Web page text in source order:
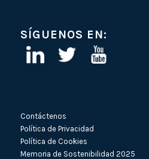
SÍGUENOS EN:
Contáctenos
Política de Privacidad
Política de Cookies
Memoria de Sostenibilidad 2025